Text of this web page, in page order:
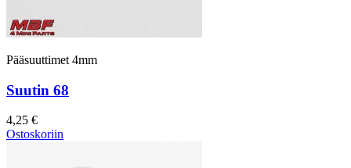
Pääsuuttimet 4mm
Suutin 68
4,25 €
Ostoskoriin